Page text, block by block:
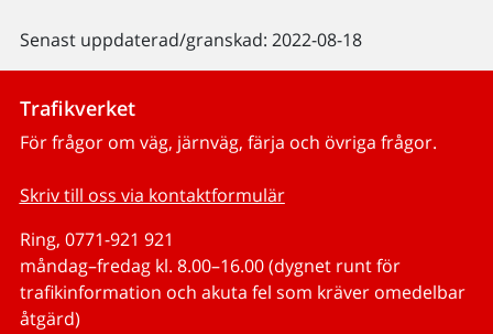
Senast uppdaterad/granskad: 2022-08-18
Trafikverket
För frågor om väg, järnväg, färja och övriga frågor.
Skriv till oss via kontaktformulär
Ring, 0771-921 921
måndag–fredag kl. 8.00–16.00 (dygnet runt för
trafikinformation och akuta fel som kräver omedelbar
åtgärd)